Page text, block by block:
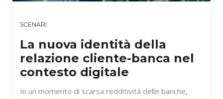
SCENARI
La nuova identità della
relazione cliente-banca nel
contesto digitale
In un momento di scarsa redditività delle banche,